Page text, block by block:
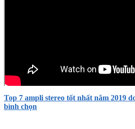
Top 7 ampli stereo tốt nhất năm 2019
bình chọn